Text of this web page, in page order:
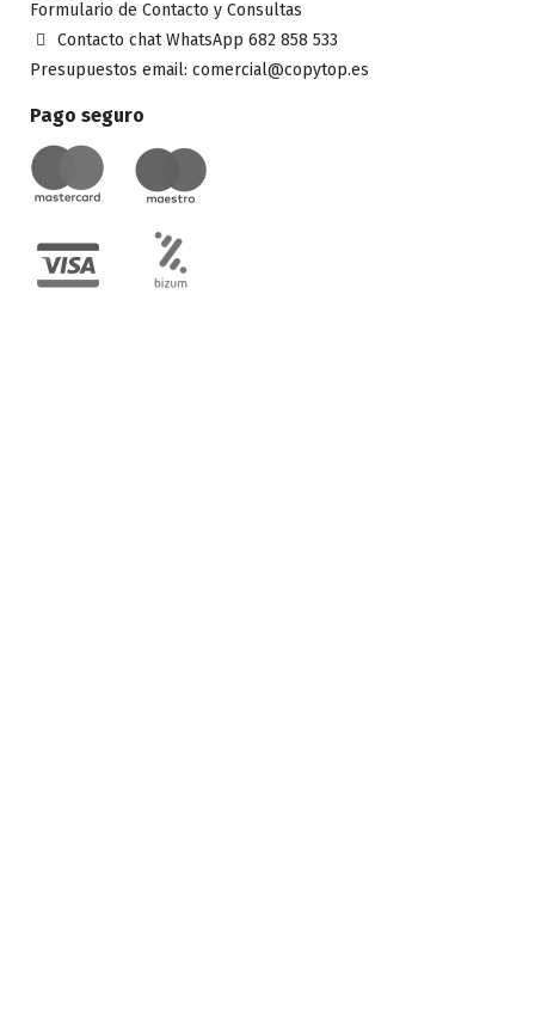
Formulario de Contacto y Consultas
Contacto chat WhatsApp 682 858 533
Presupuestos email: comercial@copytop.es
Pago seguro